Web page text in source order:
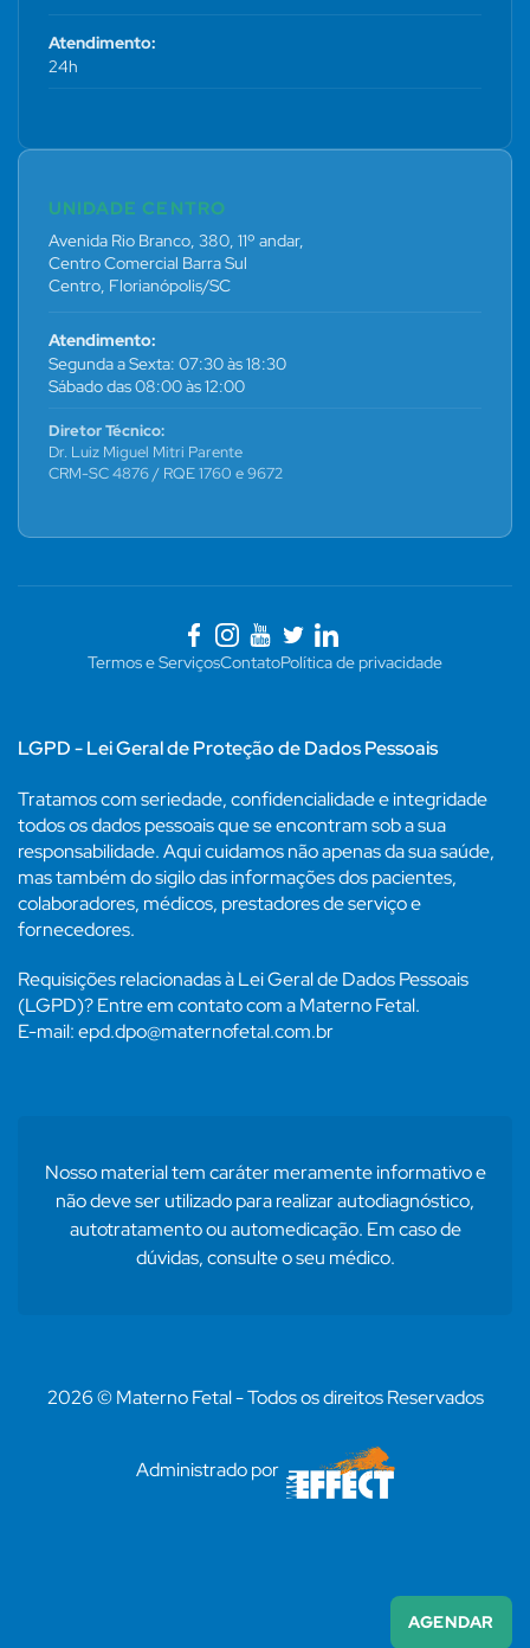
Atendimento:
24h
UNIDADE CENTRO
Avenida Rio Branco, 380, 11º andar,
Centro Comercial Barra Sul
Centro, Florianópolis/SC
Atendimento:
Segunda a Sexta: 07:30 às 18:30
Sábado das 08:00 às 12:00
Diretor Técnico:
Dr. Luiz Miguel Mitri Parente
CRM-SC 4876 / RQE 1760 e 9672
Termos e ServiçosContatoPolítica de privacidade
LGPD - Lei Geral de Proteção de Dados Pessoais
Tratamos com seriedade, confidencialidade e integridade
todos os dados pessoais que se encontram sob a sua
responsabilidade. Aqui cuidamos não apenas da sua saúde,
mas também do sigilo das informações dos pacientes,
colaboradores, médicos, prestadores de serviço e
fornecedores.
Requisições relacionadas à Lei Geral de Dados Pessoais
(LGPD)? Entre em contato com a Materno Fetal.
E-mail: epd.dpo@maternofetal.com.br
Nosso material tem caráter meramente informativo e
não deve ser utilizado para realizar autodiagnóstico,
autotratamento ou automedicação. Em caso de
dúvidas, consulte o seu médico.
2026 © Materno Fetal - Todos os direitos Reservados
Administrado por
AGENDAR